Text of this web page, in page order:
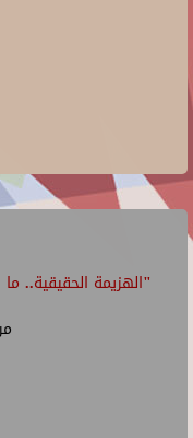
"الهزيمة الحقيقية..